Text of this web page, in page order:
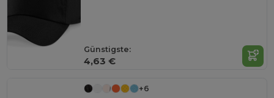
Günstigste:
4,63 €
+6